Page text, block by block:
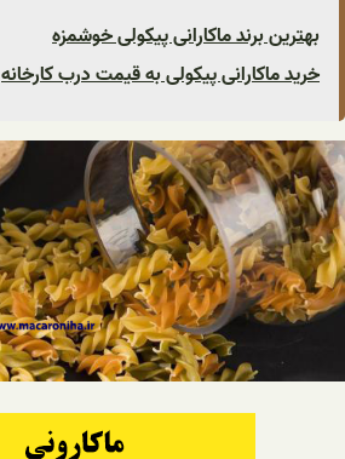
بهترین برند ماکارانی پیکولی خوشمزه
خرید ماکارانی پیکولی به قیمت درب کارخانه